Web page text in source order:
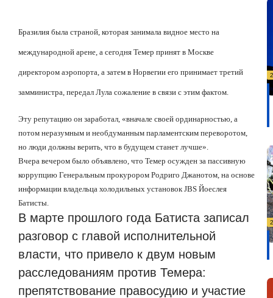
Бразилия была страной, которая занимала видное место на
международной арене, а сегодня Темер принят в Москве
директором аэропорта, а затем в Норвегии его принимает третий
замминистра, передал Лула сожаление в связи с этим фактом.
Эту репутацию он заработал, «вначале своей ординарностью, а
потом неразумным и необдуманным парламентским переворотом,
но люди должны верить, что в будущем станет лучше».
Вчера вечером было объявлено, что Темер осужден за пассивную
коррупцию Генеральным прокурором Родриго Джанотом, на основе
информации владельца холодильных установок JBS Йоеслея
Батисты.
В марте прошлого года Батиста записал
разговор с главой исполнительной
власти, что привело к двум новым
расследованиям против Темера:
препятствование правосудию и участие